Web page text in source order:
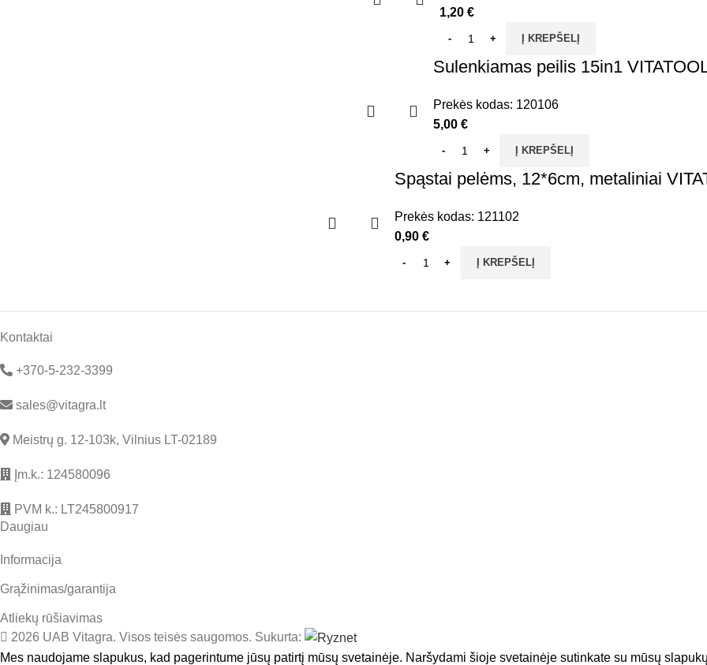
1,20 €
Į KREPŠELĮ
Sulenkiamas peilis 15in1
Prekės kodas: 120106
5,00 €
Į KREPŠELĮ
Spąstai pelėms, 12*6cm, metaliniai
Prekės kodas: 121102
0,90 €
Į KREPŠELĮ
Kontaktai
+370-5-232-3399
sales@vitagra.lt
Meistrų g. 12-103k, Vilnius LT-02189
Įm.k.: 124580096
PVM k.: LT245800917
Daugiau
Informacija
Grąžinimas/garantija
Atliekų rūšiavimas
2026 UAB Vitagra. Visos teisės saugomos. Sukurta:
Mes naudojame slapukus, kad pagerintume jūsų patirtį mūsų svetainėje. Naršydami šioje svetainėje sutinkate su mūsų